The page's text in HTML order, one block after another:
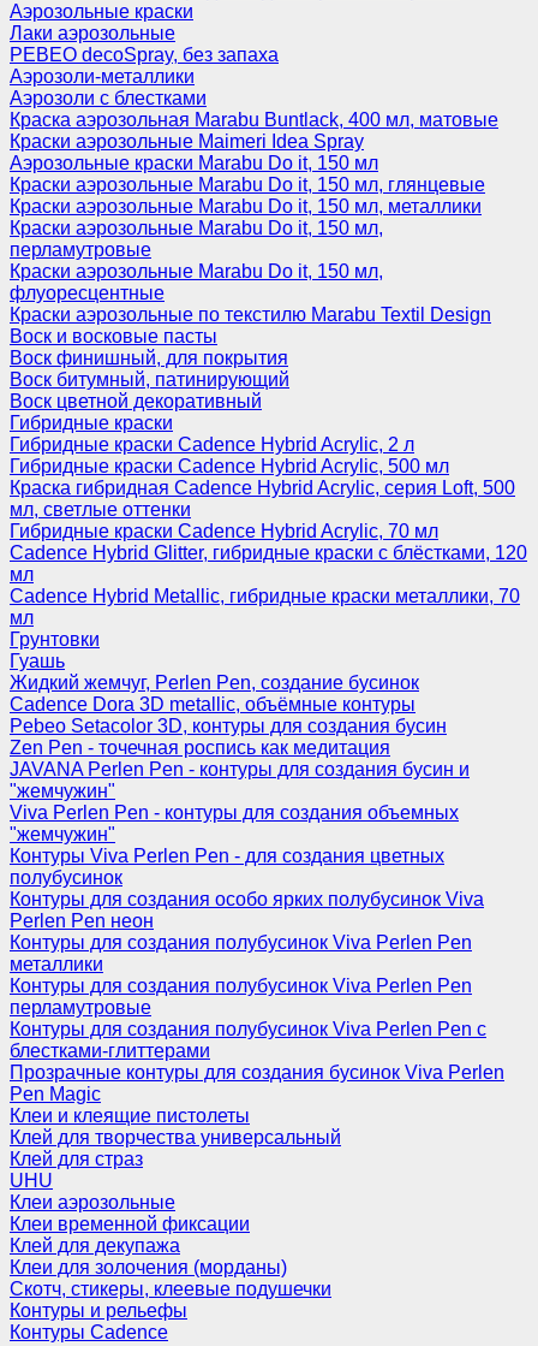
Аэрозольные краски
Лаки аэрозольные
PEBEO decoSpray, без запаха
Аэрозоли-металлики
Аэрозоли с блестками
Краска аэрозольная Marabu Buntlack, 400 мл, матовые
Краски аэрозольные Maimeri Idea Spray
Аэрозольные краски Marabu Do it, 150 мл
Краски аэрозольные Marabu Do it, 150 мл, глянцевые
Краски аэрозольные Marabu Do it, 150 мл, металлики
Краски аэрозольные Marabu Do it, 150 мл,
перламутровые
Краски аэрозольные Marabu Do it, 150 мл,
флуоресцентные
Краски аэрозольные по текстилю Marabu Textil Design
Воск и восковые пасты
Воск финишный, для покрытия
Воск битумный, патинирующий
Воск цветной декоративный
Гибридные краски
Гибридные краски Cadence Hybrid Acrylic, 2 л
Гибридные краски Cadence Hybrid Acrylic, 500 мл
Краска гибридная Cadence Hybrid Acrylic, серия Loft, 500
мл, светлые оттенки
Гибридные краски Cadence Hybrid Acrylic, 70 мл
Cadence Hybrid Glitter, гибридные краски с блёстками, 120
мл
Cadence Hybrid Metallic, гибридные краски металлики, 70
мл
Грунтовки
Гуашь
Жидкий жемчуг, Perlen Pen, создание бусинок
Cadence Dora 3D metallic, объёмные контуры
Pebeo Setacolor 3D, контуры для создания бусин
Zen Pen - точечная роспись как медитация
JAVANA Perlen Pen - контуры для создания бусин и
"жемчужин"
Viva Perlen Pen - контуры для создания объемных
"жемчужин"
Контуры Viva Perlen Pen - для создания цветных
полубусинок
Контуры для создания особо ярких полубусинок Viva
Perlen Pen неон
Контуры для создания полубусинок Viva Perlen Pen
металлики
Контуры для создания полубусинок Viva Perlen Pen
перламутровые
Контуры для создания полубусинок Viva Perlen Pen с
блестками-глиттерами
Прозрачные контуры для создания бусинок Viva Perlen
Pen Magic
Клеи и клеящие пистолеты
Клей для творчества универсальный
Клей для страз
UHU
Клеи аэрозольные
Клеи временной фиксации
Клей для декупажа
Клеи для золочения (морданы)
Скотч, стикеры, клеевые подушечки
Контуры и рельефы
Контуры Cadence